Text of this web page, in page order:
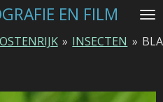
EN FILM
» INSECTEN »